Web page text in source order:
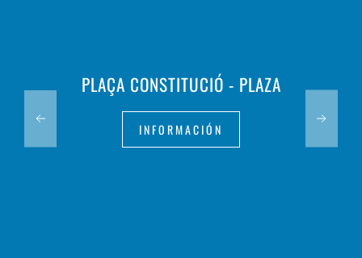
PLAÇA CONSTITUCIÓ - PLAZA
INFORMACIÓN